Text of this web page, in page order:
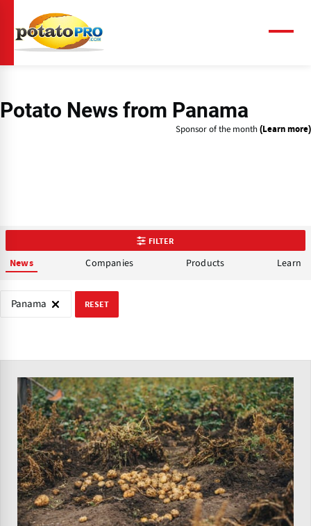
main
content
Potato News from Panama
Sponsor of the month (Learn more)
FILTER
News Companies Products Learn
Panama RESET